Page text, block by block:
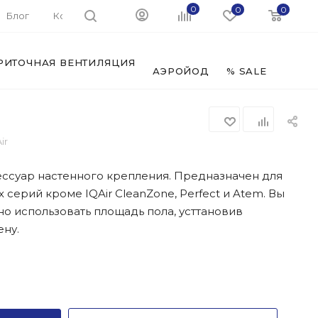
Блог Контакты
0 0 0
ВЕНТИЛЯЦИЯ
АЭРОЙОД % SALE
настенного крепления. Предназначен для
серий кроме IQAir CleanZone, Perfect и Atem. Вы
использовать площадь пола, усттановив